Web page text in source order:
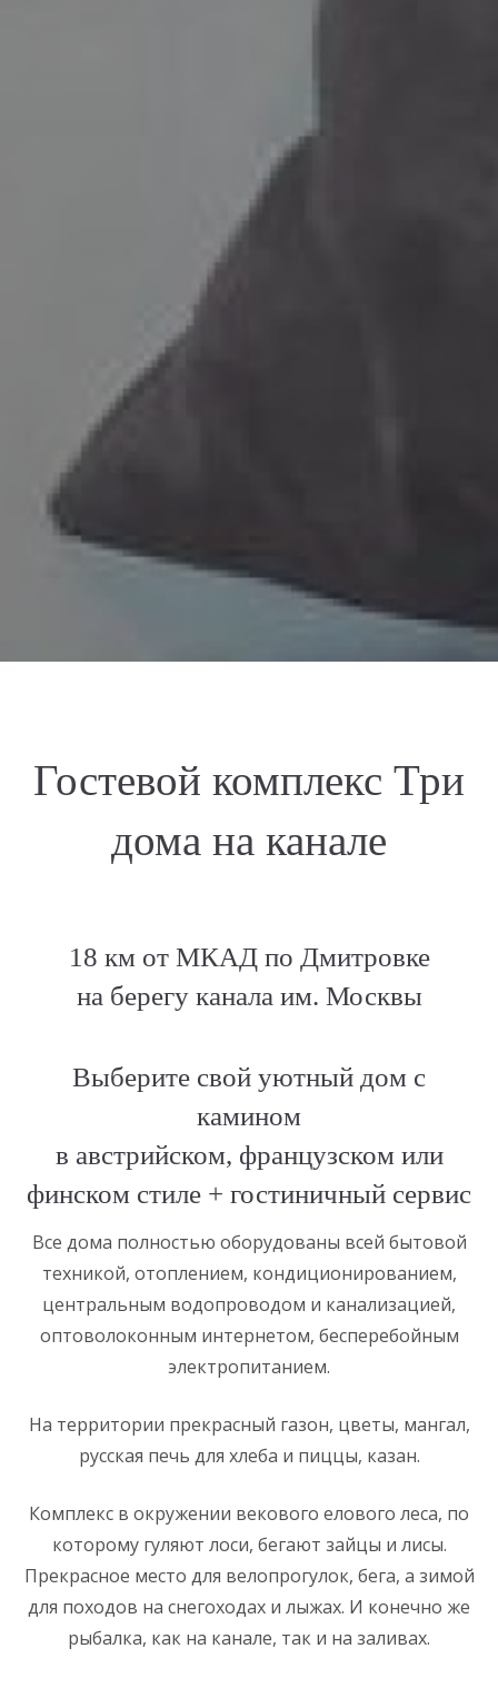
Гостевой комплекс Три
дома на канале
18 км от МКАД по Дмитровке
на берегу канала им. Москвы
Выберите свой уютный дом с
камином
в австрийском, французском или
финском стиле + гостиничный сервис
Все дома полностью оборудованы всей бытовой
техникой, отоплением, кондиционированием,
центральным водопроводом и канализацией,
оптоволоконным интернетом, бесперебойным
электропитанием.
На территории прекрасный газон, цветы, мангал,
русская печь для хлеба и пиццы, казан.
Комплекс в окружении векового елового леса, по
которому гуляют лоси, бегают зайцы и лисы.
Прекрасное место для велопрогулок, бега, а зимой
для походов на снегоходах и лыжах. И конечно же
рыбалка, как на канале, так и на заливах.